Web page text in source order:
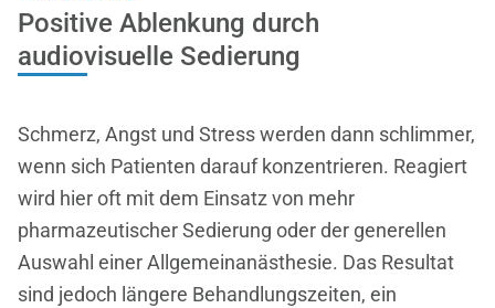
Positive Ablenkung durch
audiovisuelle Sedierung
Schmerz, Angst und Stress werden dann schlimmer,
wenn sich Patienten darauf konzentrieren. Reagiert
wird hier oft mit dem Einsatz von mehr
pharmazeutischer Sedierung oder der generellen
Auswahl einer Allgemeinanästhesie. Das Resultat
sind jedoch längere Behandlungszeiten, ein